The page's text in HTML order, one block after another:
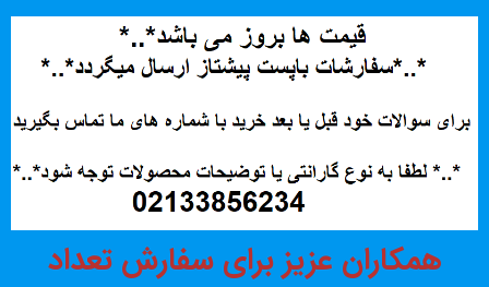
همکاران عزیز برای سفارش تعداد